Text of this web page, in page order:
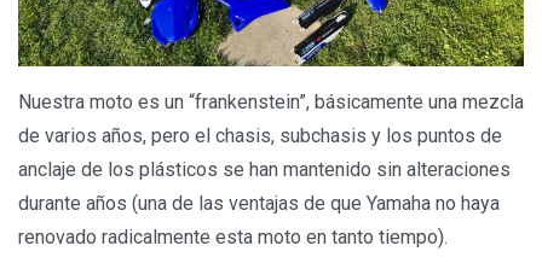
Nuestra moto es un “frankenstein”, básicamente una mezcla
de varios años, pero el chasis, subchasis y los puntos de
anclaje de los plásticos se han mantenido sin alteraciones
durante años (una de las ventajas de que Yamaha no haya
renovado radicalmente esta moto en tanto tiempo).